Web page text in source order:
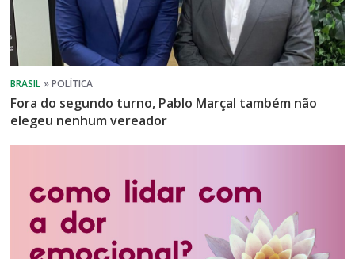
Fora do segundo turno, Pablo Marçal também não
elegeu nenhum vereador